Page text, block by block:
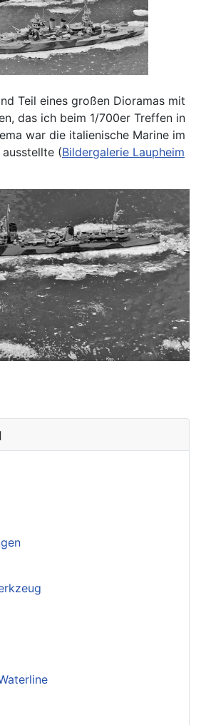
Teil eines großen Dioramas mit
das ich beim 1/700er Treffen in
war die italienische Marine im
(Bildergalerie Laupheim